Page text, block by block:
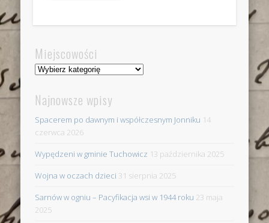
Miejscowości
Miejscowości
Najnowsze wpisy
Spacerem po dawnym i współczesnym Jonniku 14
czerwca 2026
Wypędzeni w gminie Tuchowicz 13 października 2025
Wojna w oczach dzieci 31 sierpnia 2025
Sarnów w ogniu – Pacyfikacja wsi w 1944 roku 23 maja
2025